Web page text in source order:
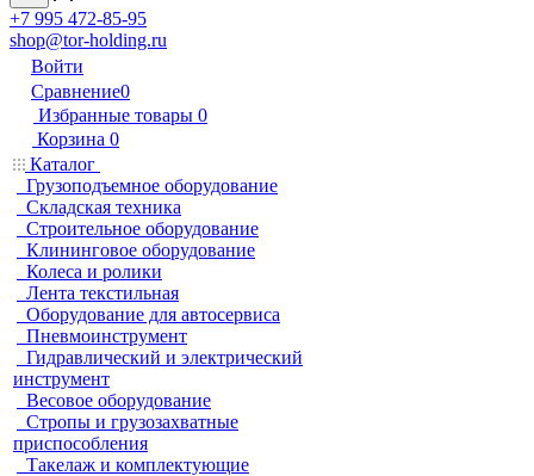
+7 995 472-85-95
shop@tor-holding.ru
Войти
Сравнение0
Избранные товары 0
Корзина 0
Каталог
Грузоподъемное оборудование
Складская техника
Строительное оборудование
Клининговое оборудование
Колеса и ролики
Лента текстильная
Оборудование для автосервиса
Пневмоинструмент
Гидравлический и электрический
инструмент
Весовое оборудование
Стропы и грузозахватные
приспособления
Такелаж и комплектующие